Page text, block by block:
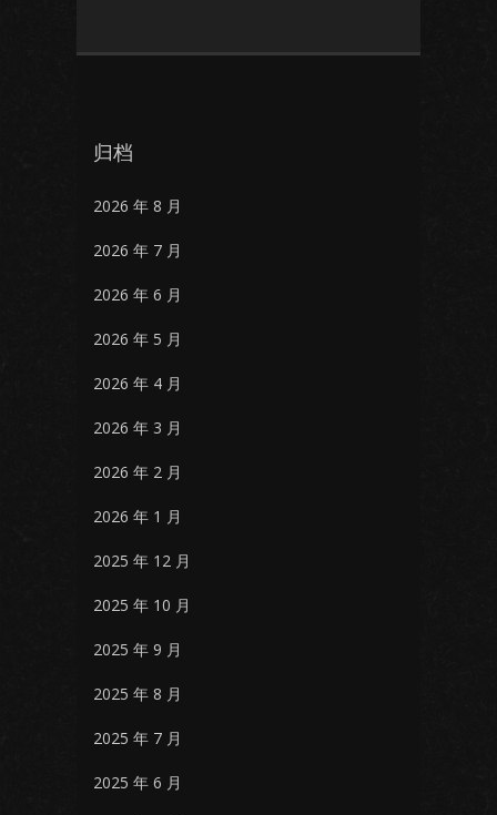
归档
2026 年 8 月
2026 年 7 月
2026 年 6 月
2026 年 5 月
2026 年 4 月
2026 年 3 月
2026 年 2 月
2026 年 1 月
2025 年 12 月
2025 年 10 月
2025 年 9 月
2025 年 8 月
2025 年 7 月
2025 年 6 月